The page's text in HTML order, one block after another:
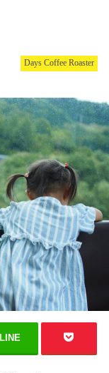
Days Coffee Roaster
LINE